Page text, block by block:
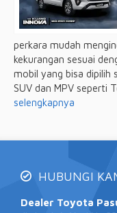
perkara mudah
kekurangan sesuai
mobil yang bisa dipilih
SUV dan MPV seperti
selengkapnya
HUBUNGI
Dealer Toyota